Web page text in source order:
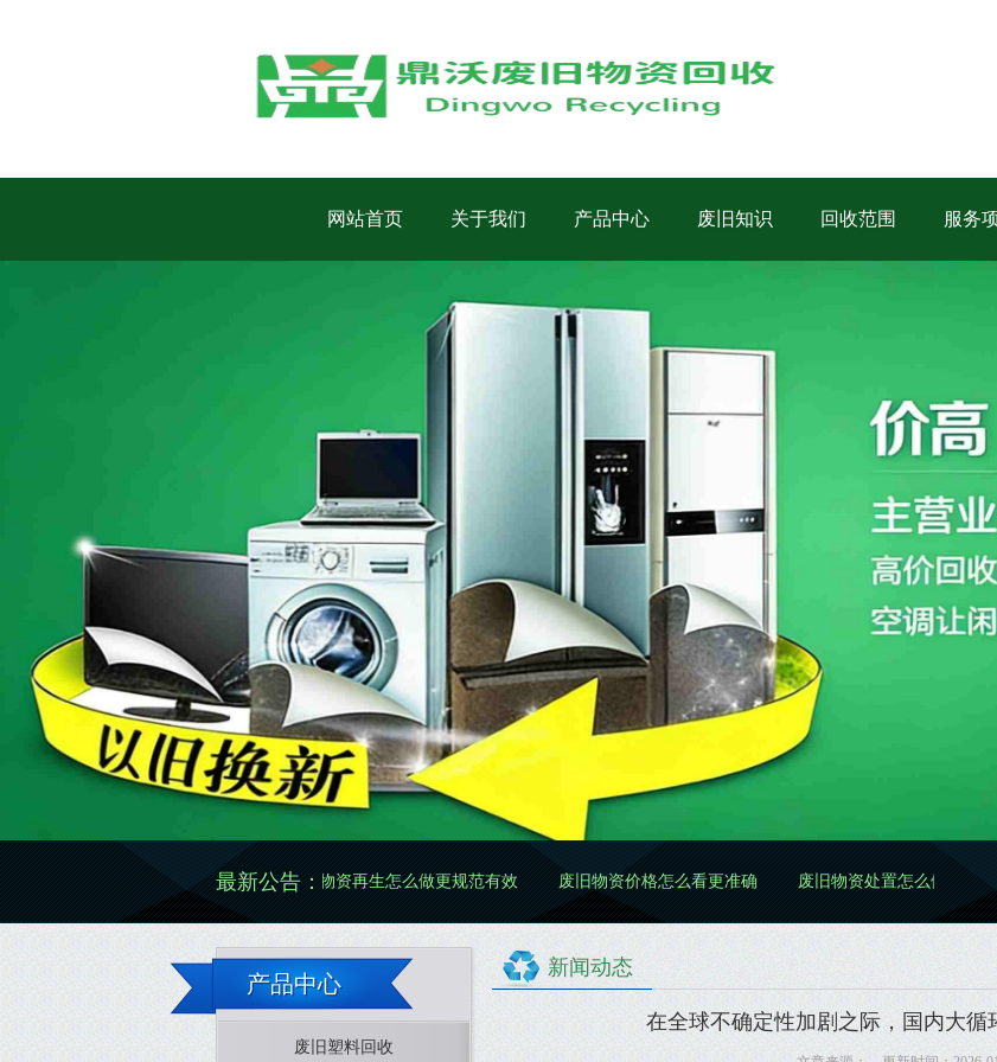
网站首页 关于我们 产品中心 废旧知识 回收范围 服务
最新公告：
废旧物资再生怎么做更规范有效 废旧物资价格怎么看更准确 废旧物资处置怎么做更规范 废旧物资清理
产品中心
废旧塑料回收
新闻动态
在全球不确定性加剧之际，国内大循